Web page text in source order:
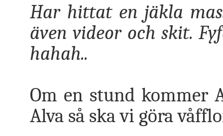
Har hittat en jäkla
även videor och skit.
hahah..
Om en stund kommer
Alva så ska vi göra